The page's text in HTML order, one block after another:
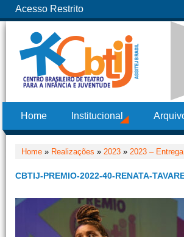
Acesso Restrito
Home Institucional
Home » Realizações » 2023 » 2023 –
CBTIJ-PREMIO-2022-40-RENATA-